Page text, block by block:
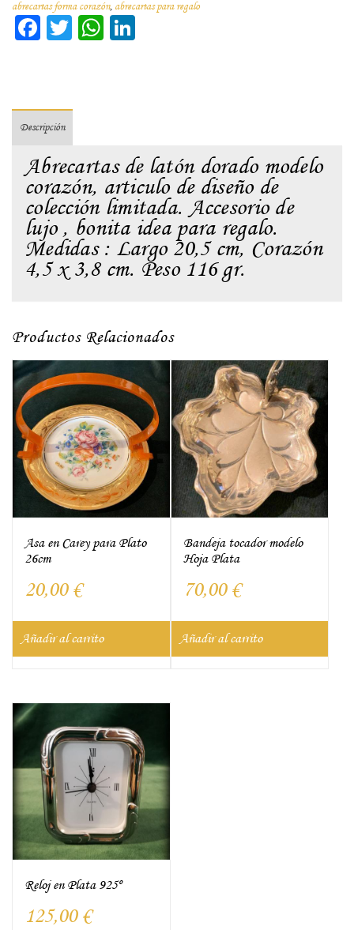
abrecartas forma corazón, abrecartas para regalo
Facebook
TwitterWhatsApp
Descripción
Abrecartas de latón dorado modelo
corazón, articulo de diseño de
colección limitada. Accesorio de
lujo , bonita idea para regalo.
Medidas : Largo 20,5 cm, Corazón
4,5 x 3,8 cm. Peso 116 gr.
Productos Relacionados
Asa en Carey para Plato
26cm
20,00 €
Añadir al carrito
Bandeja tocador modelo
Hoja Plata
70,00 €
Añadir al carrito
Reloj en Plata 925º
125,00 €